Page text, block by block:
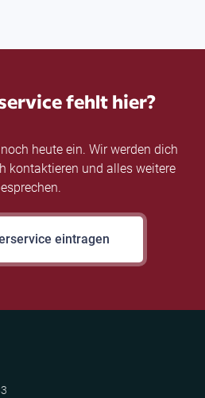
fehlt hier?
heute ein. Wir werden dich
kontaktieren und alles weitere
eintragen